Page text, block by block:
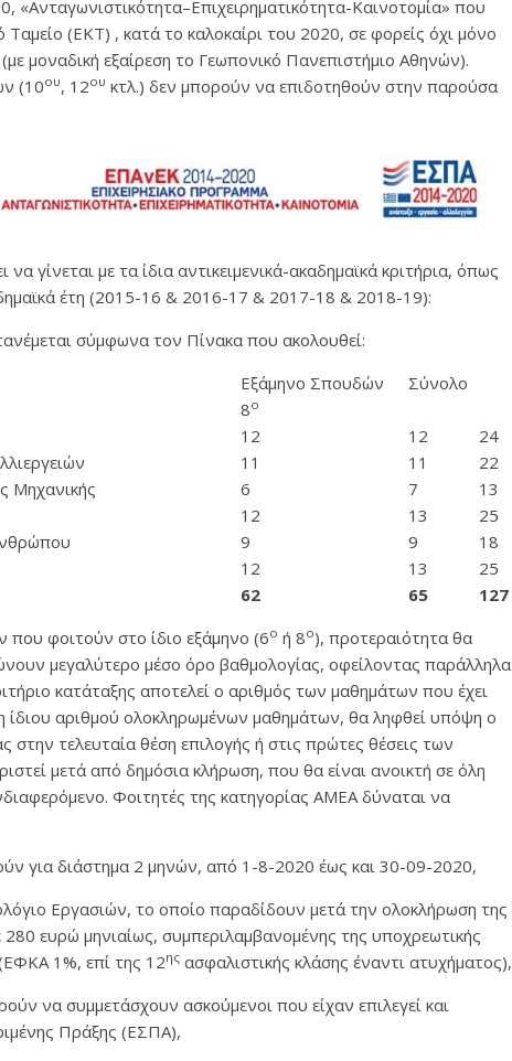
Καινοτομία» που
(ΕΚΤ) , κατά το καλοκαίρι του 2020, σε φορείς όχι μόνο
μοναδική εξαίρεση το Γεωπονικό Πανεπιστήμιο Αθηνών).
(10ου, 12ου κτλ.) δεν μπορούν να επιδοτηθούν στην παρούσα
γίνεται με τα ίδια αντικειμενικά-ακαδημαϊκά κριτήρια, όπως
έτη (2015-16 & 2016-17 & 2017-18 & 2018-19):
σύμφωνα τον Πίνακα που ακολουθεί:
Εξάμηνο Σπουδών
Σύνολο
8ο
12 12
24
11 11
22
Μηχανικής
6 7
13
12 13
25
9 9
18
12 13
25
62 65
127
που φοιτούν στο ίδιο εξάμηνο (6ο ή 8ο), προτεραιότητα θα
μεγαλύτερο μέσο όρο βαθμολογίας, οφείλοντας παράλληλα
κατάταξης αποτελεί ο αριθμός των μαθημάτων που έχει
ίδιου αριθμού ολοκληρωμένων μαθημάτων, θα ληφθεί υπόψη ο
τελευταία θέση επιλογής ή στις πρώτες θέσεις των
μετά από δημόσια κλήρωση, που θα είναι ανοικτή σε όλη
Φοιτητές της κατηγορίας ΑΜΕΑ δύναται να
για διάστημα 2 μηνών, από 1-8-2020 έως και 30-09-2020,
Εργασιών, το οποίο παραδίδουν μετά την ολοκλήρωση της
ευρώ μηνιαίως, συμπεριλαμβανομένης της υποχρεωτικής
1%, επί της 12ηςασφαλιστικής κλάσης έναντι ατυχήματος),
να συμμετάσχουν ασκούμενοι που είχαν επιλεγεί και
Πράξης (ΕΣΠΑ),